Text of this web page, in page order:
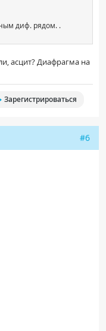
диф. рядом. .
асцит? Диафрагма на
Зарегистрироваться
#6